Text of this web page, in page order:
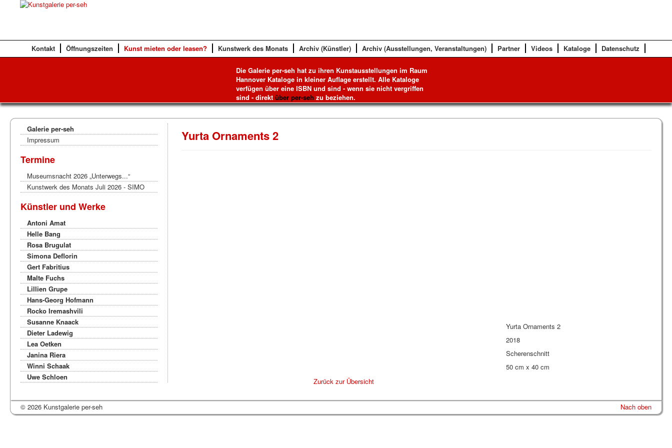
Kontakt Öffnungszeiten Kunst mieten oder leasen? Kunstwerk des Monats Archiv (Künstler) Archiv (Ausstellungen, Veranstaltungen) Partner Videos Kataloge Datenschutz
Die Galerie per-seh hat zu ihren Kunstausstellungen im Raum
Hannover Kataloge in kleiner Auflage erstellt. Alle Kataloge
verfügen über eine ISBN und sind - wenn sie nicht vergriffen
sind - direkt über per-seh zu beziehen.
Galerie per-seh
Impressum
Termine
Museumsnacht 2026 „Unterwegs...“
Kunstwerk des Monats Juli 2026 - SIMO
Künstler und Werke
Antoni Amat
Helle Bang
Rosa Brugulat
Simona Deflorin
Gert Fabritius
Malte Fuchs
Lillien Grupe
Hans-Georg Hofmann
Rocko Iremashvili
Susanne Knaack
Dieter Ladewig
Lea Oetken
Janina Riera
Winni Schaak
Uwe Schloen
Yurta Ornaments 2
Yurta Ornaments 2
2018
Scherenschnitt
50 cm x 40 cm
Zurück zur Übersicht
Nach oben
© 2026 Kunstgalerie per-seh